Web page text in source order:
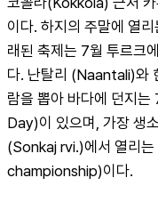
이다. 하지의 주말에 열
래된 축제는 7월 투르크
다. 난탈리 (Naantali)와
람을 뽑아 바다에 던지
Day)이 있으며, 가장 생
(Sonkaj rvi.)에서 열리
championship)이다.